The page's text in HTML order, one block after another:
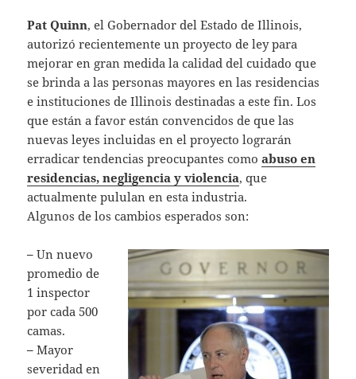
Pat Quinn, el Gobernador del Estado de Illinois,
autorizó recientemente un proyecto de ley para
mejorar en gran medida la calidad del cuidado que
se brinda a las personas mayores en las residencias
e instituciones de Illinois destinadas a este fin. Los
que están a favor están convencidos de que las
nuevas leyes incluidas en el proyecto lograrán
erradicar tendencias preocupantes comoabuso en
residencias, negligencia y violencia, que
actualmente pululan en esta industria.
Algunos de los cambios esperados son:
–Un nuevo
promedio de
1 inspector
por cada 500
camas.
–Mayor
severidad en